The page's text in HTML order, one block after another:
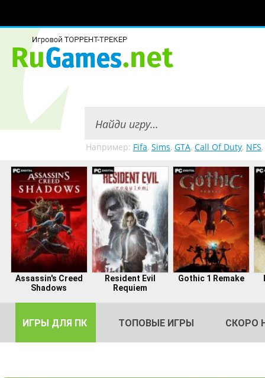
Например: Fifa, Sims, GTA, Call Of Duty, NFS,
Assassin's Creed
Shadows
Resident Evil
Requiem
Gothic 1 Remake
ИГРЫ ДЛЯ ПК ТОПОВЫЕ ИГРЫ СКОРО